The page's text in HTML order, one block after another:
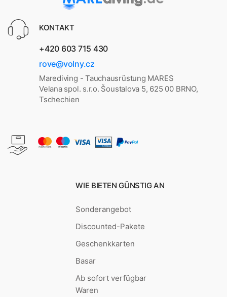
KONTAKT
+420 603 715 430
rove@volny.cz
Marediving - Tauchausrüstung MARES
Velana spol. s.r.o. Šoustalova 5, 625 00 BRNO,
Tschechien
WIE BIETEN GÜNSTIG AN
Sonderangebot
Discounted-Pakete
Geschenkkarten
Basar
Ab sofort verfügbar
Waren